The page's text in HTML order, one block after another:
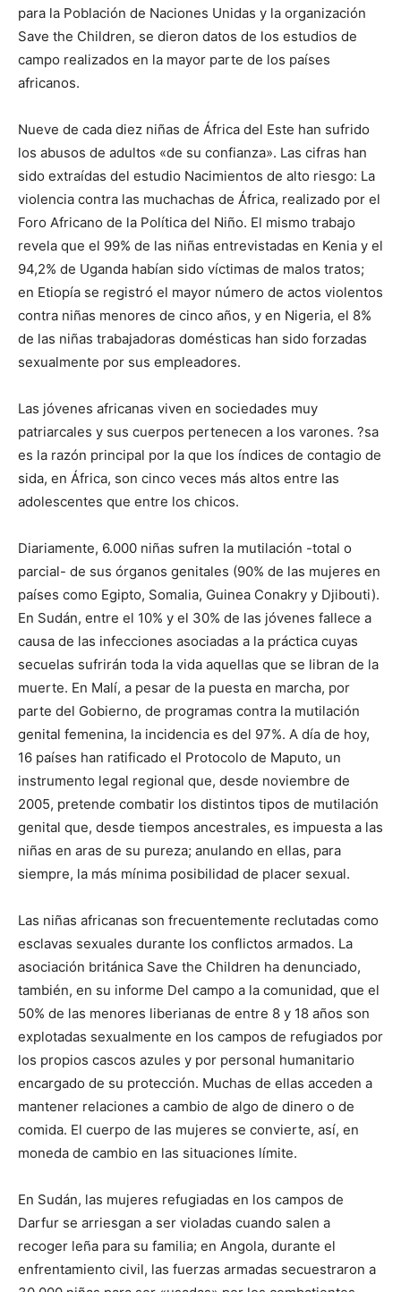
para la Población de Naciones Unidas y la organización
Save the Children, se dieron datos de los estudios de
campo realizados en la mayor parte de los países
africanos.
Nueve de cada diez niñas de África del Este han sufrido
los abusos de adultos «de su confianza». Las cifras han
sido extraídas del estudio Nacimientos de alto riesgo: La
violencia contra las muchachas de África, realizado por el
Foro Africano de la Política del Niño. El mismo trabajo
revela que el 99% de las niñas entrevistadas en Kenia y el
94,2% de Uganda habían sido víctimas de malos tratos;
en Etiopía se registró el mayor número de actos violentos
contra niñas menores de cinco años, y en Nigeria, el 8%
de las niñas trabajadoras domésticas han sido forzadas
sexualmente por sus empleadores.
Las jóvenes africanas viven en sociedades muy
patriarcales y sus cuerpos pertenecen a los varones. ?sa
es la razón principal por la que los índices de contagio de
sida, en África, son cinco veces más altos entre las
adolescentes que entre los chicos.
Diariamente, 6.000 niñas sufren la mutilación -total o
parcial- de sus órganos genitales (90% de las mujeres en
países como Egipto, Somalia, Guinea Conakry y Djibouti).
En Sudán, entre el 10% y el 30% de las jóvenes fallece a
causa de las infecciones asociadas a la práctica cuyas
secuelas sufrirán toda la vida aquellas que se libran de la
muerte. En Malí, a pesar de la puesta en marcha, por
parte del Gobierno, de programas contra la mutilación
genital femenina, la incidencia es del 97%. A día de hoy,
16 países han ratificado el Protocolo de Maputo, un
instrumento legal regional que, desde noviembre de
2005, pretende combatir los distintos tipos de mutilación
genital que, desde tiempos ancestrales, es impuesta a las
niñas en aras de su pureza; anulando en ellas, para
siempre, la más mínima posibilidad de placer sexual.
Las niñas africanas son frecuentemente reclutadas como
esclavas sexuales durante los conflictos armados. La
asociación británica Save the Children ha denunciado,
también, en su informe Del campo a la comunidad, que el
50% de las menores liberianas de entre 8 y 18 años son
explotadas sexualmente en los campos de refugiados por
los propios cascos azules y por personal humanitario
encargado de su protección. Muchas de ellas acceden a
mantener relaciones a cambio de algo de dinero o de
comida. El cuerpo de las mujeres se convierte, así, en
moneda de cambio en las situaciones límite.
En Sudán, las mujeres refugiadas en los campos de
Darfur se arriesgan a ser violadas cuando salen a
recoger leña para su familia; en Angola, durante el
enfrentamiento civil, las fuerzas armadas secuestraron a